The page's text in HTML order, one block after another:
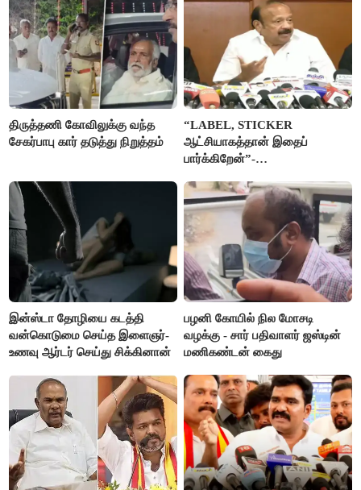
திருத்தணி கோவிலுக்கு வந்த
சேகர்பாபு கார் தடுத்து நிறுத்தம்
“LABEL, STICKER
ஆட்சியாகத்தான் இதைப்
பார்க்கிறேன்”-
இன்ஸ்டா தோழியை கடத்தி
வன்கொடுமை செய்த இளைஞர்-
உணவு ஆர்டர் செய்து சிக்கினான்
பழனி கோயில் நில மோசடி
வழக்கு - சார் பதிவாளர் ஜஸ்டின்
மணிகண்டன் கைது